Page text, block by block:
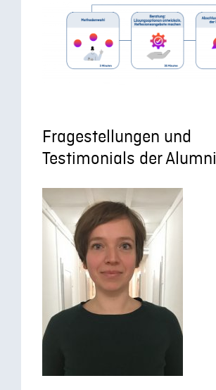
Fragestellungen und
Testimonials der Alumni